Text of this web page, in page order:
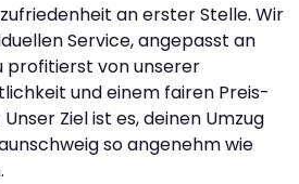
an erster Stelle. Wir
Service, angepasst an
profitierst von unserer
und einem fairen Preis-
Ziel ist es, deinen Umzug
so angenehm wie